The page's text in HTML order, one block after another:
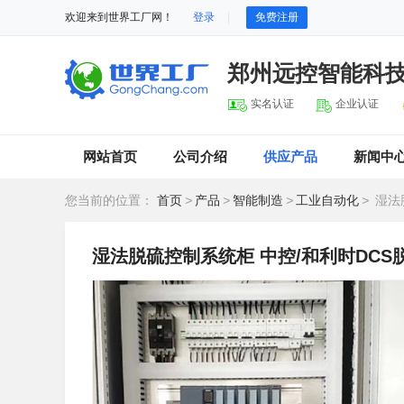
欢迎来到世界工厂网！ 登录 免费注册
郑州远控智能科
实名认证 企业认证
网站首页 公司介绍 供应产品 新闻中
您当前的位置： 首页 > 产品 > 智能制造 > 工业自动化 > 湿法
湿法脱硫控制系统柜 中控/和利时DCS